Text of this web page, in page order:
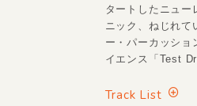
タートしたニュ
ニック、ねじれ
ー・パーカッシ
イエンス「Test
Track List